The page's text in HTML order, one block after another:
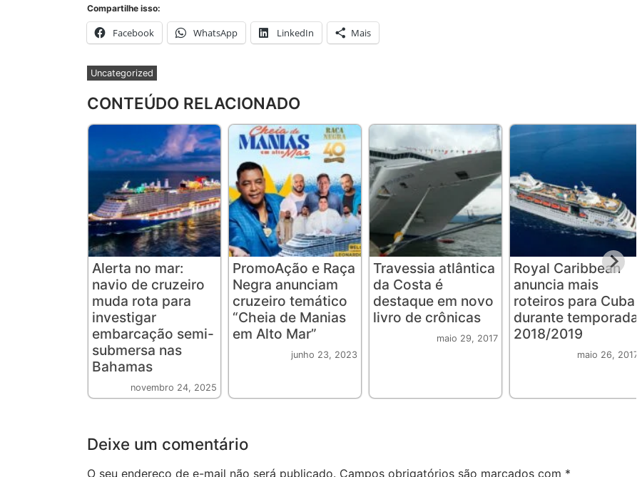
Compartilhe isso:
Facebook WhatsApp LinkedIn Mais
Uncategorized
CONTEÚDO RELACIONADO
Alerta no mar:
navio de cruzeiro
muda rota para
investigar
embarcação semi-
submersa nas
Bahamas
novembro 24, 2025
PromoAção e Raça
Negra anunciam
cruzeiro temático
“Cheia de Manias
em Alto Mar”
junho 23, 2023
Travessia atlântica
da Costa é
destaque em novo
livro de crônicas
maio 29, 2017
Royal Caribbean
anuncia mais
roteiros para Cuba
durante temporada
2018/2019
maio 26, 2017
Deixe um comentário
O seu endereço de e-mail não será publicado. Campos obrigatórios são marcados com *